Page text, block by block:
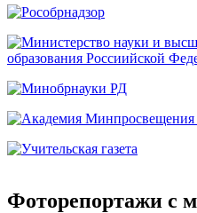
Фоторепортажи с